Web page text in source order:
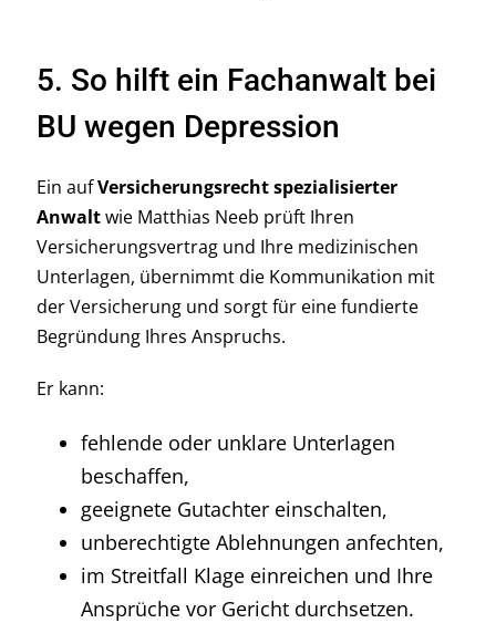
5. So hilft ein Fachanwalt bei
BU wegen Depression
Ein aufVersicherungsrecht spezialisierter
Anwaltwie Matthias Neeb prüft Ihren
Versicherungsvertrag und Ihre medizinischen
Unterlagen, übernimmt die Kommunikation mit
der Versicherung und sorgt für eine fundierte
Begründung Ihres Anspruchs.
Er kann:
fehlende oder unklare Unterlagen
beschaffen,
geeignete Gutachter einschalten,
unberechtigte Ablehnungen anfechten,
im Streitfall Klage einreichen und Ihre
Ansprüche vor Gericht durchsetzen.